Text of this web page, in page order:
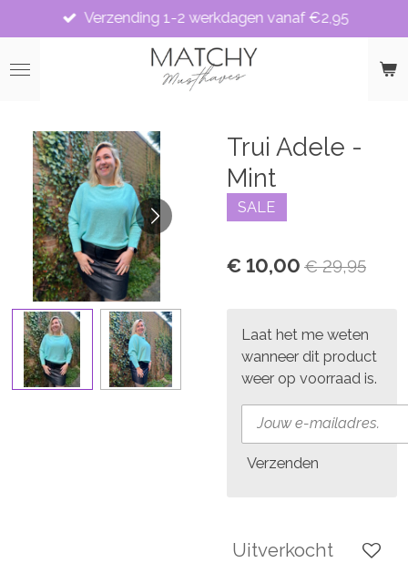
direct
naar
Verzending 1-2 werkdagen vanaf €2,95
Trui Adele -
Mint
SALE
€ 10,00 € 29,95
Laat het me weten
wanneer dit product
weer op voorraad is.
Verzenden
Uitverkocht